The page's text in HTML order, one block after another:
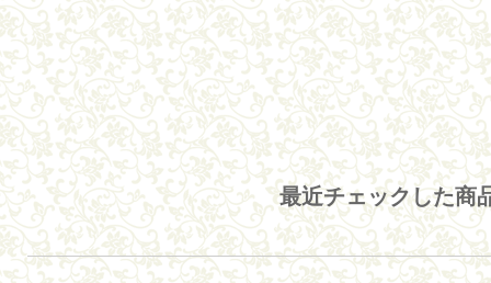
最近チェックした商